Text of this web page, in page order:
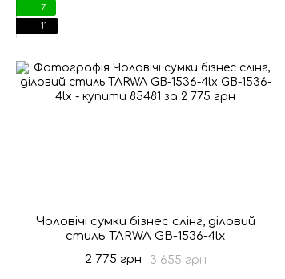
7
11
Чоловічі сумки бізнес слінг, діловий
стиль TARWA GB-1536-4lx
3 655 грн
2 775 грн